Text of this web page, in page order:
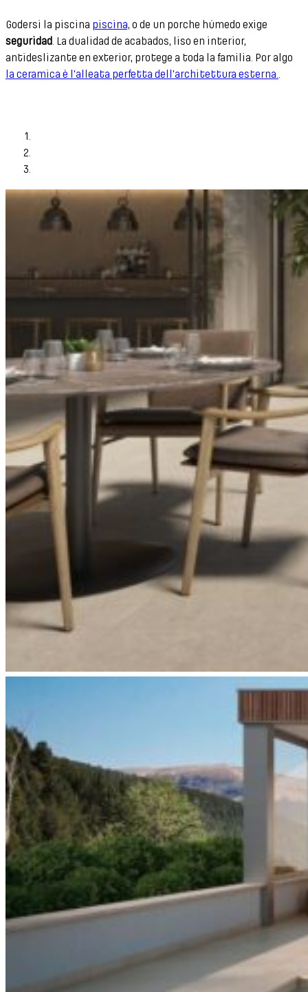
Godersi la piscina piscina, o de un porche húmedo exige
seguridad . La dualidad de acabados, liso en interior,
antideslizante en exterior, protege a toda la familia. Por algo
la ceramica è l'alleata perfetta dell'architettura esterna.